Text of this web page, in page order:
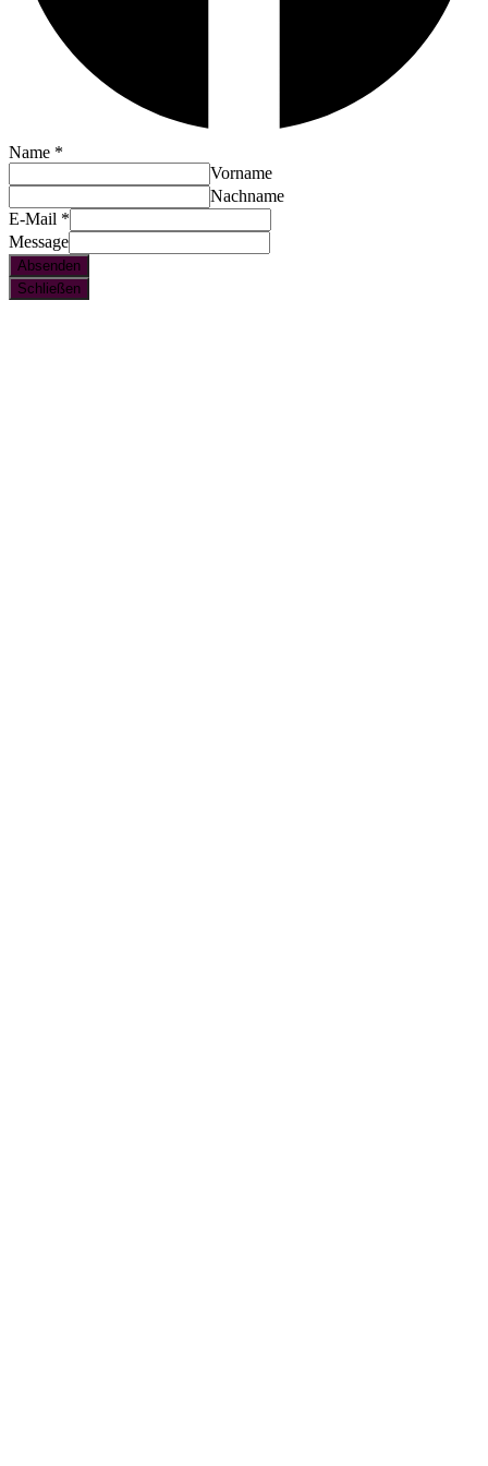
Name *
Vorname
Nachname
E-Mail *
Message
Absenden
Schließen